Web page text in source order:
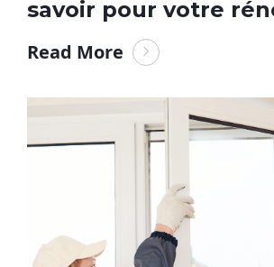
savoir pour votre
Read More